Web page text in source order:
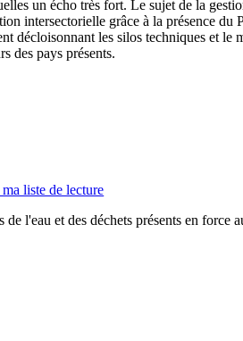
un écho très fort. Le sujet de la
intersectorielle grâce à la présence du
décloisonnant les silos techniques et le
des pays présents.
liste de lecture